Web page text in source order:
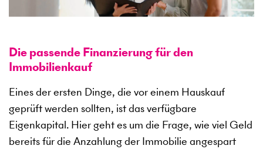
Die passende Finanzierung für den
Immobilienkauf
Eines der ersten Dinge, die vor einem Hauskauf
geprüft werden sollten, ist das verfügbare
Eigenkapital. Hier geht es um die Frage, wie viel Geld
bereits für die Anzahlung der Immobilie angespart